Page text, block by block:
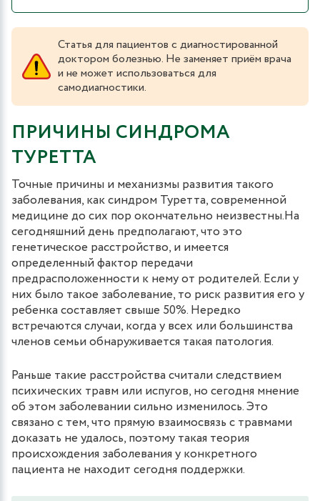
Статья для пациентов с диагностированной
доктором болезнью. Не заменяет приём врача
и не может использоваться для
самодиагностики.
ПРИЧИНЫ СИНДРОМА
ТУРЕТТА
Точные причины и механизмы развития такого
заболевания, как синдром Туретта, современной
медицине до сих пор окончательно неизвестны.На
сегодняшний день предполагают, что это
генетическое расстройство, и имеется
определенный фактор передачи
предрасположенности к нему от родителей. Если у
них было такое заболевание, то риск развития его у
ребенка составляет свыше 50%. Нередко
встречаются случаи, когда у всех или большинства
членов семьи обнаруживается такая патология.
Раньше такие расстройства считали следствием
психических травм или испугов, но сегодня мнение
об этом заболевании сильно изменилось. Это
связано с тем, что прямую взаимосвязь с травмами
доказать не удалось, поэтому такая теория
происхождения заболевания у конкретного
пациента не находит сегодня поддержки.